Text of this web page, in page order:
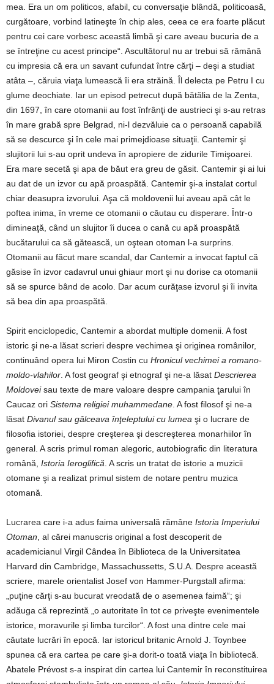
mea. Era un om politicos, afabil, cu conversaţie blândă, politicoasă,
curgătoare, vorbind latineşte în chip ales, ceea ce era foarte plăcut
pentru cei care vorbesc această limbă şi care aveau bucuria de a
se întreţine cu acest principe“. Ascultătorul nu ar trebui să rămână
cu impresia că era un savant cufundat între cărţi – deşi a studiat
atâta –, căruia viaţa lumească îi era străină. Îl delecta pe Petru I cu
glume deochiate. Iar un episod petrecut după bătălia de la Zenta,
din 1697, în care otomanii au fost înfrânţi de austrieci şi s-au retras
în mare grabă spre Belgrad, ni-l dezvăluie ca o persoană capabilă
să se descurce şi în cele mai primejdioase situaţii. Cantemir şi
slujitorii lui s-au oprit undeva în apropiere de zidurile Timişoarei.
Era mare secetă şi apa de băut era greu de găsit. Cantemir şi ai lui
au dat de un izvor cu apă proaspătă. Cantemir şi-a instalat cortul
chiar deasupra izvorului. Aşa că moldovenii lui aveau apă cât le
poftea inima, în vreme ce otomanii o căutau cu disperare. Într-o
dimineaţă, când un slujitor îi ducea o cană cu apă proaspătă
bucătarului ca să gătească, un oştean otoman l-a surprins.
Otomanii au făcut mare scandal, dar Cantemir a invocat faptul că
găsise în izvor cadavrul unui ghiaur mort şi nu dorise ca otomanii
să se spurce bând de acolo. Dar acum curăţase izvorul şi îi invita
să bea din apa proaspătă.
Spirit enciclopedic, Cantemir a abordat multiple domenii. A fost
istoric şi ne-a lăsat scrieri despre vechimea şi originea românilor,
continuând opera lui Miron Costin cu Hronicul vechimei a romano-
moldo-vlahilor . A fost geograf şi etnograf şi ne-a lăsat Descrierea
Moldoveisau texte de mare valoare despre campania ţarului în
Caucaz ori Sistema religiei muhammedane . A fost filosof şi ne-a
lăsat Divanul sau gâlceava înţeleptului cu lumea şi o lucrare de
filosofia istoriei, despre creşterea şi descreşterea monarhiilor în
general. A scris primul roman alegoric, autobiografic din literatura
română, Istoria Ieroglifică . A scris un tratat de istorie a muzicii
otomane şi a realizat primul sistem de notare pentru muzica
otomană.
Lucrarea care i-a adus faima universală rămâne Istoria Imperiului
Otoman , al cărei manuscris original a fost descoperit de
academicianul Virgil Cândea în Biblioteca de la Universitatea
Harvard din Cambridge, Massachussetts, S.U.A. Despre această
scriere, marele orientalist Josef von Hammer-Purgstall afirma:
„puţine cărţi s-au bucurat vreodată de o asemenea faimă“; şi
adăuga că reprezintă „o autoritate în tot ce priveşte evenimentele
istorice, moravurile şi limba turcilor“. A fost una dintre cele mai
căutate lucrări în epocă. Iar istoricul britanic Arnold J. Toynbee
spunea că era cartea pe care şi-a dorit-o toată viaţa în bibliotecă.
Abatele Prévost s-a inspirat din cartea lui Cantemir în reconstituirea